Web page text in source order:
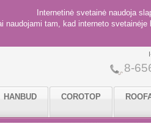
Internetinė svetainė naudoja
naudojami tam, kad interneto
8-
HANBUD COROTOP